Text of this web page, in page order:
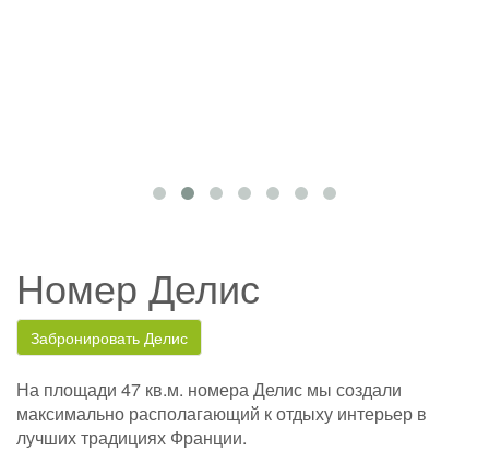
Номер Делис
Забронировать Делис
На площади 47 кв.м. номера Делис мы создали
максимально располагающий к отдыху интерьер в
лучших традициях Франции.